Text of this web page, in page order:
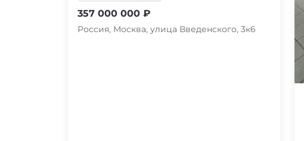
357 000 000 ₽
Россия, Москва, улица Введенского, 3к6